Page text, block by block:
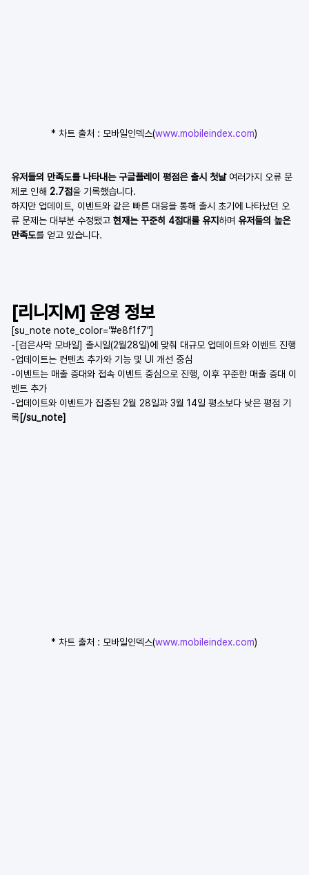
* 차트 출처 : 모바일인덱스(www.mobileindex.com)
유저들의 만족도를 나타내는 구글플레이 평점은 출시 첫날 여러가지 오류 문
제로 인해 2.7점을 기록했습니다.
하지만 업데이트, 이벤트와 같은 빠른 대응을 통해 출시 초기에 나타났던 오
류 문제는 대부분 수정됐고 현재는 꾸준히 4점대를 유지하며 유저들의 높은
만족도를 얻고 있습니다.
[리니지M] 운영 정보
[su_note note_color=”#e8f1f7″]
-[검은사막 모바일] 출시일(2월28일)에 맞춰 대규모 업데이트와 이벤트 진행
-업데이트는 컨텐츠 추가와 기능 및 UI 개선 중심
-이벤트는 매출 증대와 접속 이벤트 중심으로 진행, 이후 꾸준한 매출 증대 이
벤트 추가
-업데이트와 이벤트가 집중된 2월 28일과 3월 14일 평소보다 낮은 평점 기
록[/su_note]
* 차트 출처 : 모바일인덱스(www.mobileindex.com)